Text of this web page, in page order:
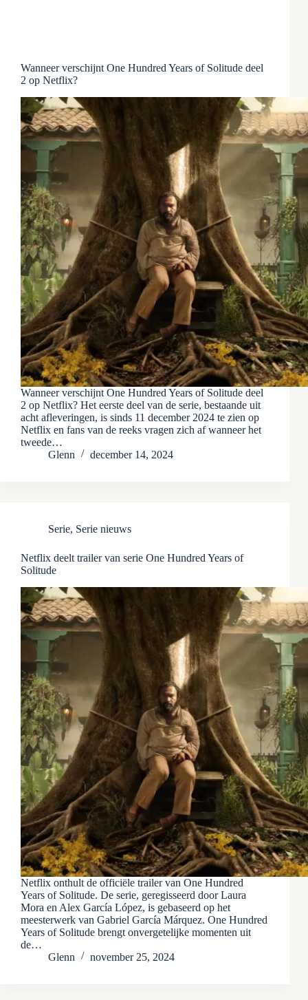
Wanneer verschijnt One Hundred Years of Solitude deel
2 op Netflix?
Wanneer verschijnt One Hundred Years of Solitude deel
2 op Netflix? Het eerste deel van de serie, bestaande uit
acht afleveringen, is sinds 11 december 2024 te zien op
Netflix en fans van de reeks vragen zich af wanneer het
tweede…
Glenn
december 14, 2024
Serie, Serie nieuws
Netflix deelt trailer van serie One Hundred Years of
Solitude
Netflix onthult de officiële trailer van One Hundred
Years of Solitude. De serie, geregisseerd door Laura
Mora en Alex García López, is gebaseerd op het
meesterwerk van Gabriel García Márquez. One Hundred
Years of Solitude brengt onvergetelijke momenten uit
de…
Glenn
november 25, 2024